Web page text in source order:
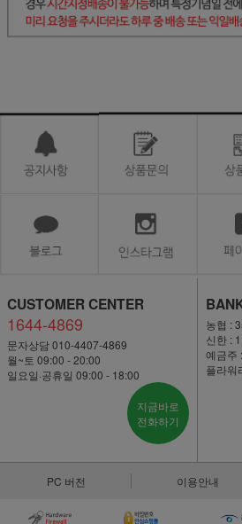
CUSTOMER CENTER
1644-4869
문자상담 010-4407-4869
월~토 09:00 - 20:00
일요일·공휴일 09:00 - 18:00
지금바로
전화하기
농협 :
신한 :
예금주 :
플라워
PC 버전 이용안내